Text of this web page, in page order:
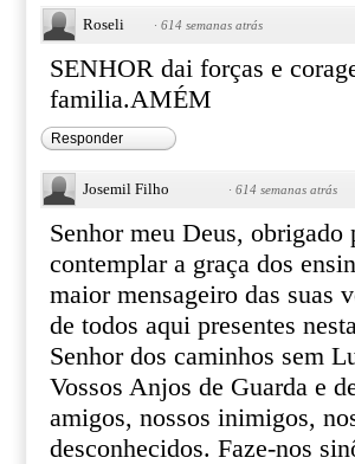
Roseli · 614 semanas atrás
SENHOR dai forças e
familia.AMÉM
Responder
Josemil Filho · 614 semanas atrás
Senhor meu Deus,
contemplar a graça dos
maior mensageiro das suas
de todos aqui presentes
Senhor dos caminhos sem
Vossos Anjos de Guarda e
amigos, nossos inimigos,
desconhecidos. Faze-nos